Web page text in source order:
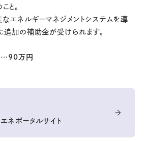
と。
エネルギーマネジメントシステムを導
追加の補助金が受けられます。
…90万円
ネポータルサイト